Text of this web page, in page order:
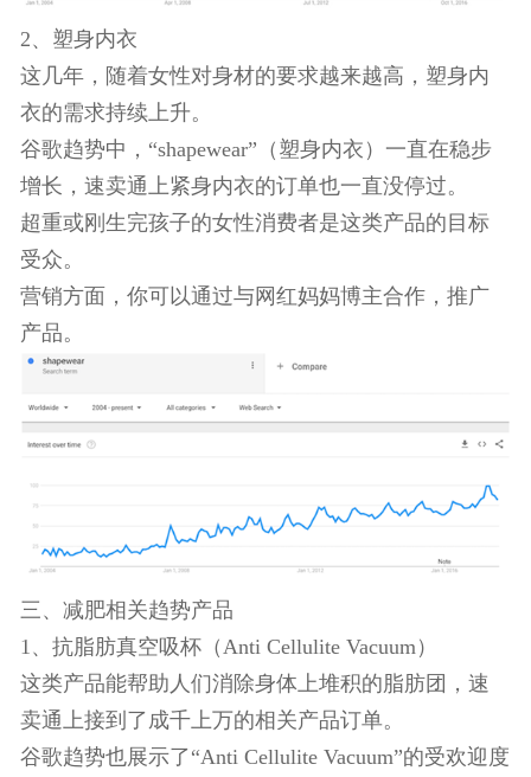
2、塑身内衣
这几年，随着女性对身材的要求越来越高，塑身内
衣的需求持续上升。
谷歌趋势中，“shapewear”（塑身内衣）一直在稳步
增长，速卖通上紧身内衣的订单也一直没停过。
超重或刚生完孩子的女性消费者是这类产品的目标
营销方面，你可以通过与网红妈妈博主合作，推广
三、减肥相关趋势产品